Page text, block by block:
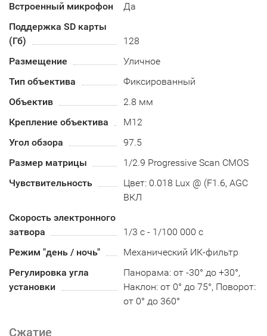
Встроенный микрофон
Да
Поддержка SD карты
(Гб)
128
Размещение
Уличное
Тип объектива
Фиксированный
Объектив
2.8 мм
Крепление объектива
М12
Угол обзора
97.5
Размер матрицы
1/2.9 Progressive Scan CMOS
Чувствительность
Цвет: 0.018 Lux @ (F1.6, AGC
ВКЛ
Скорость электронного
затвора
1/3 с - 1/100 000 с
Режим "день / ночь"
Механический ИК-фильтр
Регулировка угла
установки
Панорама: от -30° до +30°,
Наклон: от 0° до 75°, Поворот:
от 0° до 360°
Сжатие